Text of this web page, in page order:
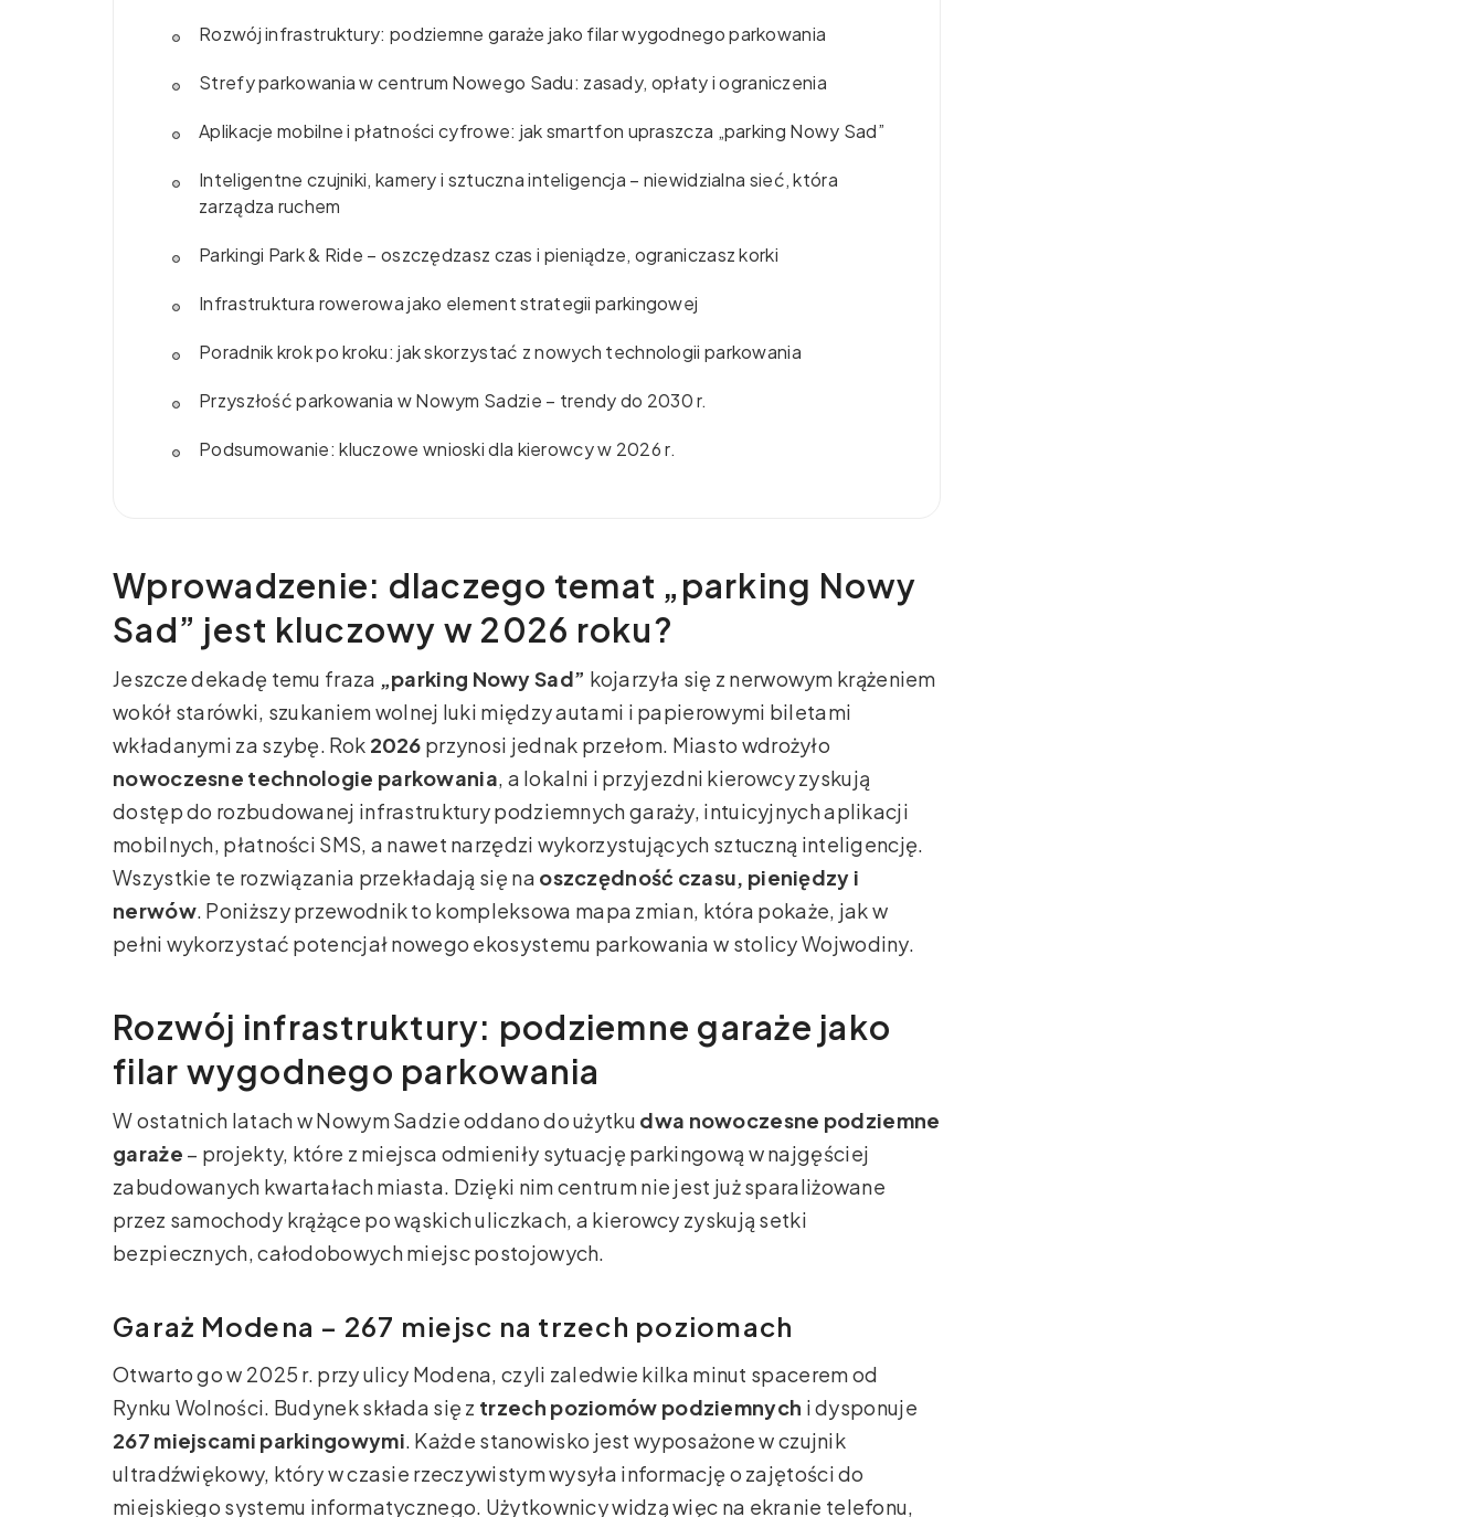
Rozwój infrastruktury: podziemne garaże jako filar wygodnego parkowania
Strefy parkowania w centrum Nowego Sadu: zasady, opłaty i ograniczenia
Aplikacje mobilne i płatności cyfrowe: jak smartfon upraszcza „parking Nowy Sad”
Inteligentne czujniki, kamery i sztuczna inteligencja – niewidzialna sieć, która
zarządza ruchem
Parkingi Park & Ride – oszczędzasz czas i pieniądze, ograniczasz korki
Infrastruktura rowerowa jako element strategii parkingowej
Poradnik krok po kroku: jak skorzystać z nowych technologii parkowania
Przyszłość parkowania w Nowym Sadzie – trendy do 2030 r.
Podsumowanie: kluczowe wnioski dla kierowcy w 2026 r.
Wprowadzenie: dlaczego temat „parking Nowy
Sad” jest kluczowy w 2026 roku?
Jeszcze dekadę temu fraza „parking Nowy Sad” kojarzyła się z nerwowym krążeniem
wokół starówki, szukaniem wolnej luki między autami i papierowymi biletami
wkładanymi za szybę. Rok 2026 przynosi jednak przełom. Miasto wdrożyło
nowoczesne technologie parkowania, a lokalni i przyjezdni kierowcy zyskują
dostęp do rozbudowanej infrastruktury podziemnych garaży, intuicyjnych aplikacji
mobilnych, płatności SMS, a nawet narzędzi wykorzystujących sztuczną inteligencję.
Wszystkie te rozwiązania przekładają się na oszczędność czasu, pieniędzy i
nerwów. Poniższy przewodnik to kompleksowa mapa zmian, która pokaże, jak w
pełni wykorzystać potencjał nowego ekosystemu parkowania w stolicy Wojwodiny.
Rozwój infrastruktury: podziemne garaże jako
filar wygodnego parkowania
W ostatnich latach w Nowym Sadzie oddano do użytku dwa nowoczesne podziemne
garaże – projekty, które z miejsca odmieniły sytuację parkingową w najgęściej
zabudowanych kwartałach miasta. Dzięki nim centrum nie jest już sparaliżowane
przez samochody krążące po wąskich uliczkach, a kierowcy zyskują setki
bezpiecznych, całodobowych miejsc postojowych.
Garaż Modena – 267 miejsc na trzech poziomach
Otwarto go w 2025 r. przy ulicy Modena, czyli zaledwie kilka minut spacerem od
Rynku Wolności. Budynek składa się z trzech poziomów podziemnych i dysponuje
267 miejscami parkingowymi. Każde stanowisko jest wyposażone w czujnik
ultradźwiękowy, który w czasie rzeczywistym wysyła informację o zajętości do
miejskiego systemu informatycznego. Użytkownicy widzą więc na ekranie telefonu,